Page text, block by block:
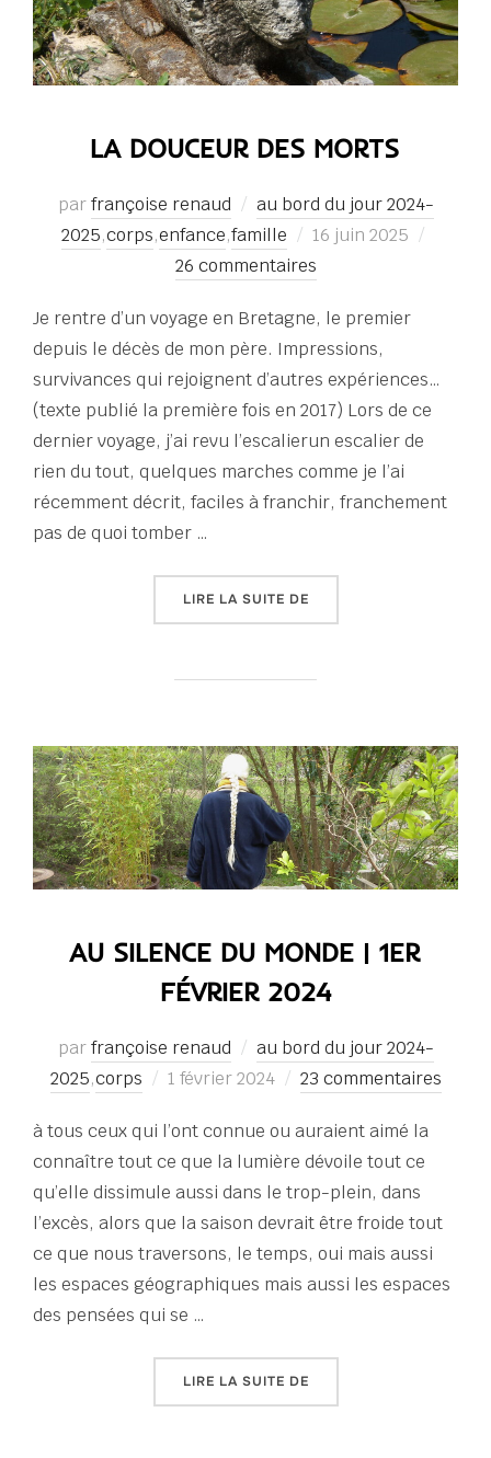
LA DOUCEUR DES MORTS
parfrançoise renaud
au bord du jour 2024-
2025,corps,enfance,famille
Publié
le
16 juin 2025
26 commentaires
Je rentre d’un voyage en Bretagne, le premier
depuis le décès de mon père. Impressions,
survivances qui rejoignent d’autres expériences…
(texte publié la première fois en 2017) Lors de ce
dernier voyage, j’ai revu l’escalierun escalier de
rien du tout, quelques marches comme je l’ai
récemment décrit, faciles à franchir, franchement
pas de quoi tomber …
LIRE LA SUITE DE« LA DOUCEUR DES
AU SILENCE DU MONDE | 1ER
FÉVRIER 2024
parfrançoise renaud
au bord du jour 2024-
2025,corps
Publié
1 février 2024 23 commentaires
à tous ceux qui l’ont connue ou auraient aimé la
connaître tout ce que la lumière dévoile tout ce
qu’elle dissimule aussi dans le trop-plein, dans
l’excès, alors que la saison devrait être froide tout
ce que nous traversons, le temps, oui mais aussi
les espaces géographiques mais aussi les espaces
des pensées qui se …
LIRE LA SUITE DE« AU SILENCE DU